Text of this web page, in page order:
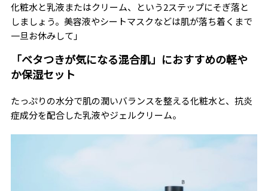
化粧水と乳液またはクリーム、という2ステップにそぎ落と
しましょう。美容液やシートマスクなどは肌が落ち着くまで
一旦お休みして」
「ベタつきが気になる混合肌」におすすめの軽や
か保湿セット
たっぷりの水分で肌の潤いバランスを整える化粧水と、抗炎
症成分を配合した乳液やジェルクリーム。